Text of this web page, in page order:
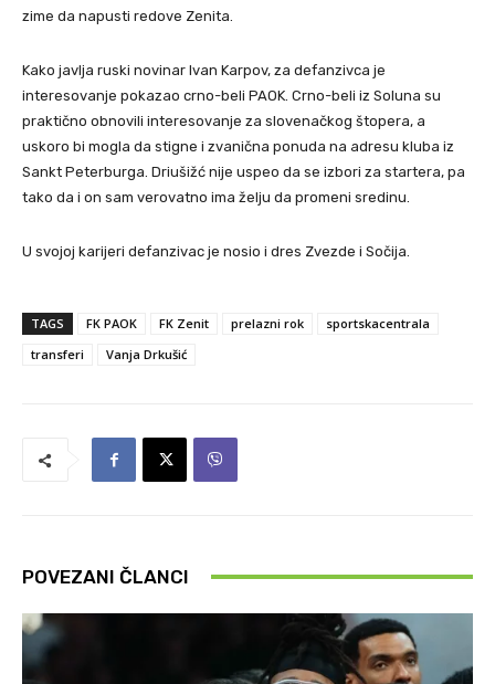
zime da napusti redove Zenita.
Kako javlja ruski novinar Ivan Karpov, za defanzivca je
interesovanje pokazao crno-beli PAOK. Crno-beli iz Soluna su
praktično obnovili interesovanje za slovenačkog štopera, a
uskoro bi mogla da stigne i zvanična ponuda na adresu kluba iz
Sankt Peterburga. Driušižć nije uspeo da se izbori za startera, pa
tako da i on sam verovatno ima želju da promeni sredinu.
U svojoj karijeri defanzivac je nosio i dres Zvezde i Sočija.
TAGS FK PAOK FK Zenit prelazni rok
sportskacentrala
transferi
Vanja Drkušić
POVEZANI ČLANCI